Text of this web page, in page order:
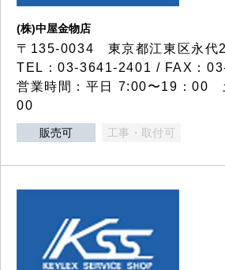
(株)中屋金物店
〒135-0034 東京都江東区永代
TEL：03-3641-2401 / FAX：
営業時間：平日 7:00〜19：00
00
販売可 工事・取付可